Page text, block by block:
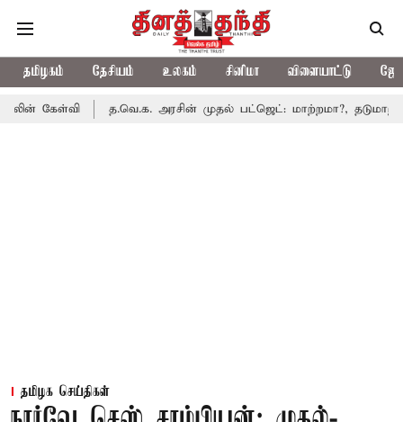
தமிழகம் தேசியம் உலகம் சினிமா விளையாட்டு
த.வெ.க. அரசின் முதல் பட்ஜெட்: மாற்றமா?, தடுமாற்றமா?
தமிழக செய்திகள்